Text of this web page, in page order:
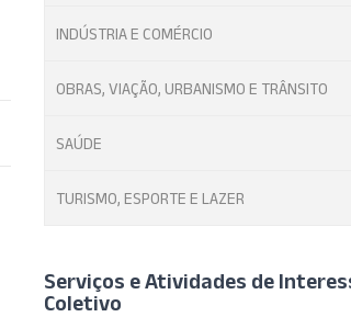
INDÚSTRIA E COMÉRCIO
OBRAS, VIAÇÃO, URBANISMO E TRÂNSITO
SAÚDE
TURISMO, ESPORTE E LAZER
Serviços e Atividades de
Coletivo